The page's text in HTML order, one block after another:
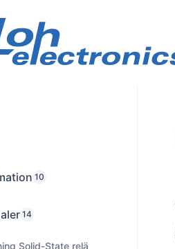
10
14
Solid-State relä